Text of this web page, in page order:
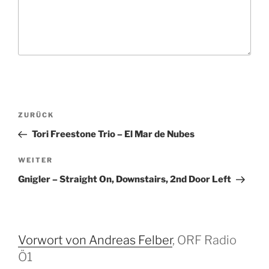
i
t
r
-
N
V
o
h
e
r
B
ZURÜCK
Tori Freestone Trio – El Mar de Nubes
N
ä
t
e
r
WEITER
Gnigler – Straight On, Downstairs, 2nd Door Left
Vorwort von Andreas Felber, ORF Radio
Ö1